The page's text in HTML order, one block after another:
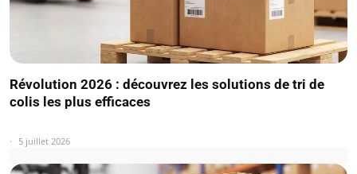
Révolution 2026 : découvrez les solutions de tri de
colis les plus efficaces
5 juillet 2026